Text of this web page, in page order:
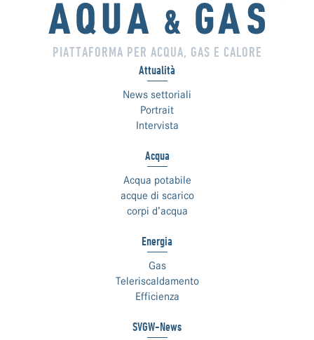
PIATTAFORMA PER ACQUA, GAS E CALORE
Attualità
News settoriali
Portrait
Intervista
Acqua
Acqua potabile
acque di scarico
corpi d’acqua
Energia
Gas
Teleriscaldamento
Efficienza
SVGW-News